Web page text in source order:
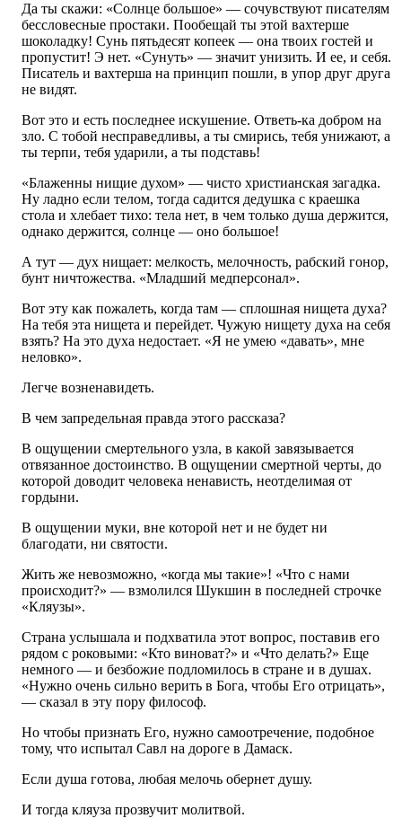
Да ты скажи: «Солнце большое» — сочувствуют писателям
бессловесные простаки. Пообещай ты этой вахтерше
шоколадку! Сунь пятьдесят копеек — она твоих гостей и
пропустит! Э нет. «Сунуть» — значит унизить. И ее, и себя.
Писатель и вахтерша на принцип пошли, в упор друг друга
не видят.
Вот это и есть последнее искушение. Ответь-ка добром на
зло. С тобой несправедливы, а ты смирись, тебя унижают, а
ты терпи, тебя ударили, а ты подставь!
«Блаженны нищие духом» — чисто христианская загадка.
Ну ладно если телом, тогда садится дедушка с краешка
стола и хлебает тихо: тела нет, в чем только душа держится,
однако держится, солнце — оно большое!
А тут — дух нищает: мелкость, мелочность, рабский гонор,
бунт ничтожества. «Младший медперсонал».
Вот эту как пожалеть, когда там — сплошная нищета духа?
На тебя эта нищета и перейдет. Чужую нищету духа на себя
взять? На это духа недостает. «Я не умею «давать», мне
неловко».
Легче возненавидеть.
В чем запредельная правда этого рассказа?
В ощущении смертельного узла, в какой завязывается
отвязанное достоинство. В ощущении смертной черты, до
которой доводит человека ненависть, неотделимая от
гордыни.
В ощущении муки, вне которой нет и не будет ни
благодати, ни святости.
Жить же невозможно, «когда мы такие»! «Что с нами
происходит?» — взмолился Шукшин в последней строчке
«Кляузы».
Страна услышала и подхватила этот вопрос, поставив его
рядом с роковыми: «Кто виноват?» и «Что делать?» Еще
немного — и безбожие подломилось в стране и в душах.
«Нужно очень сильно верить в Бога, чтобы Его отрицать»,
— сказал в эту пору философ.
Но чтобы признать Его, нужно самоотречение, подобное
тому, что испытал Савл на дороге в Дамаск.
Если душа готова, любая мелочь обернет душу.
И тогда кляуза прозвучит молитвой.